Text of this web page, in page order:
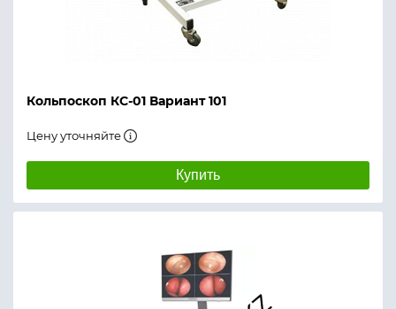
Кольпоскоп КС-01 Вариант 101
Цену уточняйте
Купить